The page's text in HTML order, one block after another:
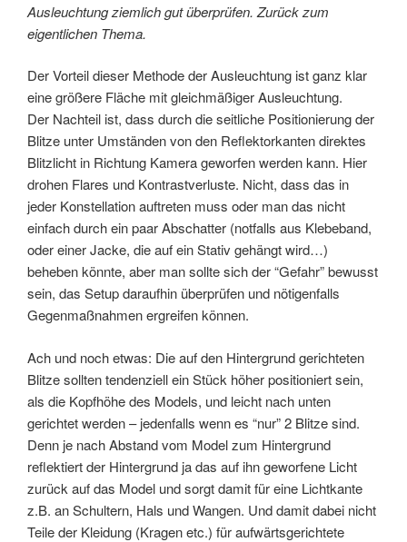
Ausleuchtung ziemlich gut überprüfen. Zurück zum
eigentlichen Thema.
Der Vorteil dieser Methode der Ausleuchtung ist ganz klar
eine größere Fläche mit gleichmäßiger Ausleuchtung.
Der Nachteil ist, dass durch die seitliche Positionierung der
Blitze unter Umständen von den Reflektorkanten direktes
Blitzlicht in Richtung Kamera geworfen werden kann. Hier
drohen Flares und Kontrastverluste. Nicht, dass das in
jeder Konstellation auftreten muss oder man das nicht
einfach durch ein paar Abschatter (notfalls aus Klebeband,
oder einer Jacke, die auf ein Stativ gehängt wird…)
beheben könnte, aber man sollte sich der “Gefahr” bewusst
sein, das Setup daraufhin überprüfen und nötigenfalls
Gegenmaßnahmen ergreifen können.
Ach und noch etwas: Die auf den Hintergrund gerichteten
Blitze sollten tendenziell ein Stück höher positioniert sein,
als die Kopfhöhe des Models, und leicht nach unten
gerichtet werden – jedenfalls wenn es “nur” 2 Blitze sind.
Denn je nach Abstand vom Model zum Hintergrund
reflektiert der Hintergrund ja das auf ihn geworfene Licht
zurück auf das Model und sorgt damit für eine Lichtkante
z.B. an Schultern, Hals und Wangen. Und damit dabei nicht
Teile der Kleidung (Kragen etc.) für aufwärtsgerichtete